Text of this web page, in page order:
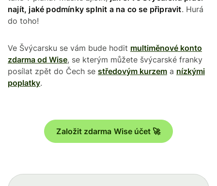
najít, jaké podmínky splnit a na co se připravit. Hurá
do toho!
Ve Švýcarsku se vám bude hodit multiměnové konto
zdarma od Wise, se kterým můžete švýcarské franky
posílat zpět do Čech se středovým kurzem a nízkými
poplatky.
Založit zdarma Wise účet 🚀